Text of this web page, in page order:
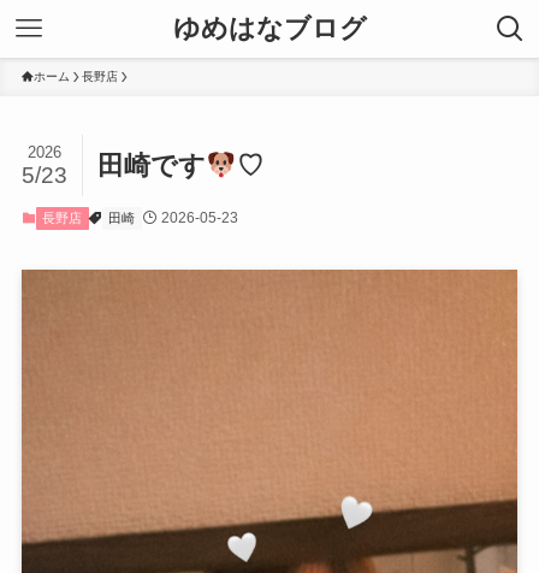
ゆめはなブログ
ホーム 長野店
田崎です ♡
2026
5/23
長野店 田崎 2026-05-23